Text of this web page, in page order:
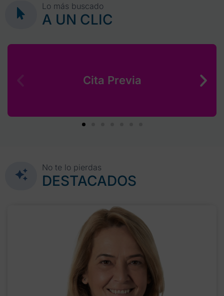
Lo más buscado
A UN CLIC
Cita Previa
No te lo pierdas
DESTACADOS